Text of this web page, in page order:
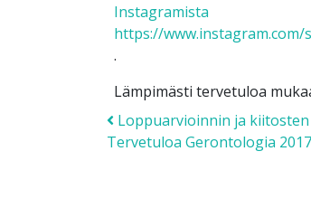
Instagramista
https://www.instagram.com/
.
Lämpimästi tervetuloa
Post navigation
Loppuarvioinnin ja kiitosten
Tervetuloa Gerontologia